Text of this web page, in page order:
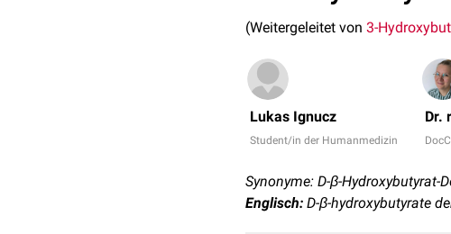
(Weitergeleitet von 3-
Lukas Ignucz
Student/in der Humanmedizin
Dr.
Synonyme: D-β-Hydroxybutyrat-
Englisch: D-β-hydroxybutyrate